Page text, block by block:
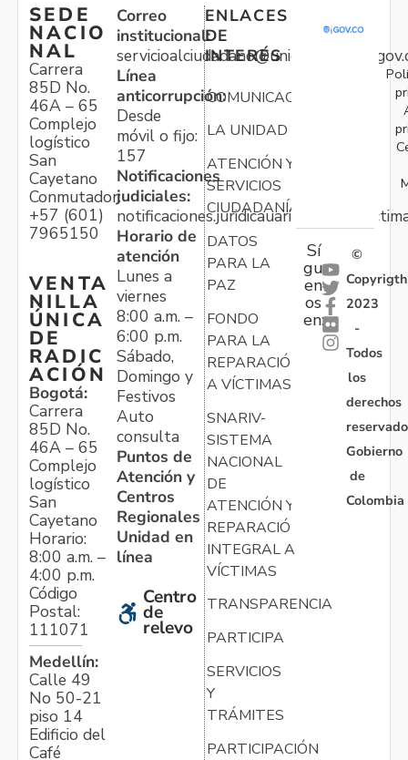
SEDE
NACIO
NAL
Carrera
85D No.
46A – 65
Complejo
logístico
San
Cayetano
Conmutador:
+57 (601)
7965150
VENTA
NILLA
ÚNICA
DE
RADIC
ACIÓN
Bogotá:
Carrera
85D No.
46A – 65
Complejo
logístico
San
Cayetano
Horario:
8:00 a.m. –
4:00 p.m.
Código
Postal:
111071
Medellín:
Calle 49
No 50-21
piso 14
Edificio del
Café
Correo
institucional:
Línea
anticorrupción:
Desde
móvil o fijo:
157
Notificaciones
judiciales:
Horario de
atención
Lunes a
viernes
8:00 a.m. –
6:00 p.m.
Sábado,
Domingo y
Festivos
Auto
consulta
Puntos de
Atención y
Centros
Regionales
Unidad en
línea
Centro
de
relevo
ENLACES
DE
INTERÉS
COMUNICACIONES
LA UNIDAD
ATENCIÓN Y
SERVICIOS
CIUDADANÍA
DATOS
PARA LA
PAZ
FONDO
PARA LA
REPARACIÓN
A VÍCTIMAS
SNARIV-
SISTEMA
NACIONAL
DE
ATENCIÓN Y
REPARACIÓN
INTEGRAL A
VÍCTIMAS
TRANSPARENCIA
PARTICIPA
SERVICIOS
Y
TRÁMITES
PARTICIPACIÓN
Sí
gu
en
os
en:
©
Copyrigth
2023
-
Todos
los
derechos
Gobierno
de
Colombia